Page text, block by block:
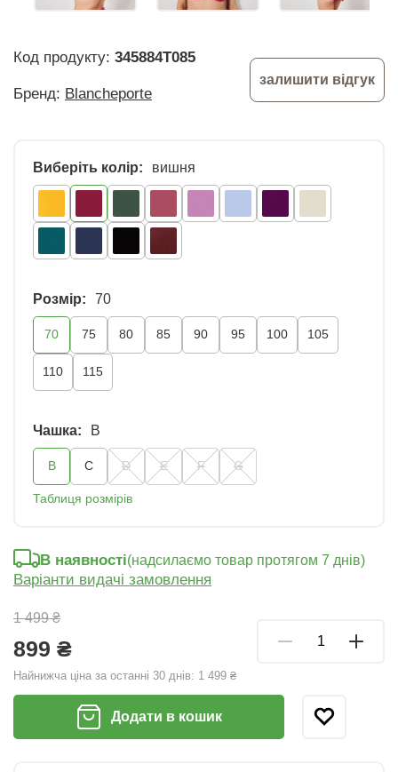
Код продукту: 345884T085
Бренд: Blancheporte
залишити відгук
Виберіть колір: вишня
Розмір: 70
70 75 80 85 90 95 100 105
110 115
Чашка: B
B C D E F G
Таблиця розмірів
1 499 ₴
899 ₴
Найнижча ціна за останні 30 днів: 1 499 ₴
В наявності(надсилаємо товар протягом 7 днів)
Варіанти видачі замовлення
Додати в кошик